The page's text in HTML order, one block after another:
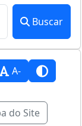
Buscar
A-
do Site